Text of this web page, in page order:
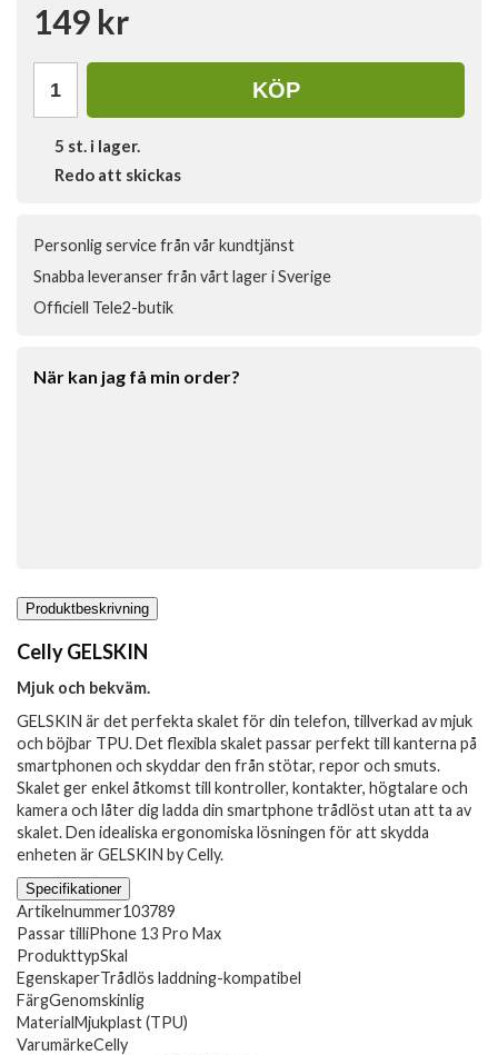
149 kr
KÖP
5 st. i lager.
Redo att skickas
Personlig service från vår kundtjänst
Snabba leveranser från vårt lager i Sverige
Officiell Tele2-butik
När kan jag få min order?
Produktbeskrivning
Celly GELSKIN
Mjuk och bekväm.
GELSKIN är det perfekta skalet för din telefon, tillverkad av mjuk
och böjbar TPU. Det flexibla skalet passar perfekt till kanterna på
smartphonen och skyddar den från stötar, repor och smuts.
Skalet ger enkel åtkomst till kontroller, kontakter, högtalare och
kamera och låter dig ladda din smartphone trådlöst utan att ta av
skalet. Den idealiska ergonomiska lösningen för att skydda
enheten är GELSKIN by Celly.
Specifikationer
Artikelnummer103789
Passar tilliPhone 13 Pro Max
ProdukttypSkal
EgenskaperTrådlös laddning-kompatibel
FärgGenomskinlig
MaterialMjukplast (TPU)
VarumärkeCelly